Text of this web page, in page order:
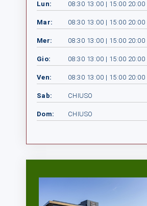
Lun: 08:30 13:00 | 15:00 20:00
Mar: 08:30 13:00 | 15:00 20:00
Mer: 08:30 13:00 | 15:00 20:00
Gio: 08:30 13:00 | 15:00 20:00
Ven: 08:30 13:00 | 15:00 20:00
Sab: CHIUSO
Dom: CHIUSO